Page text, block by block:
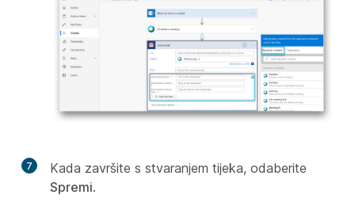
7
Kada završite s stvaranjem tijeka, odaberite
Spremi.